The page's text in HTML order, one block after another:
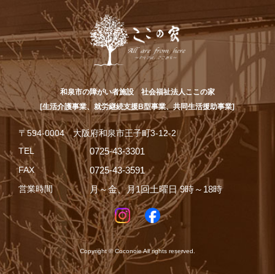
和泉市の障がい者施設 社会福祉法人ここの家
[生活介護事業、就労継続支援B型事業、共同生活援助事業]
〒594-0004 大阪府和泉市王子町3-12-2
TEL
0725-43-3301
FAX 0725-43-3591
営業時間 月～金、月1回土曜日 9時～18時
Copyright © Coconoie All rights reserved.